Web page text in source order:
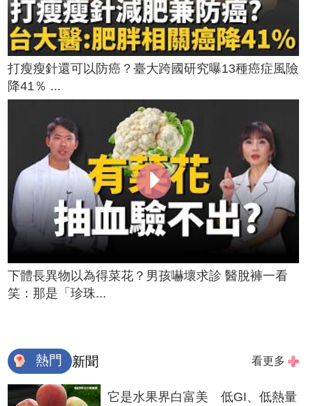
打瘦瘦針還可以防癌？臺大跨國研究曝13種癌症風險
降41％ ...
下體長異物以為得菜花？男孩嚇壞求診 醫脫褲一看
笑：那是「珍珠...
熱門 新聞 看更多
它是水果界白富美 低GI、低熱量